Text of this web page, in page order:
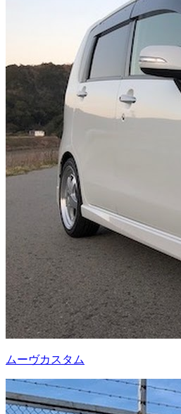
ムーヴカスタム